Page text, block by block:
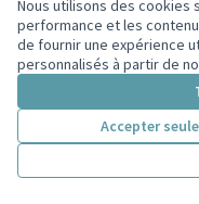
Nous utilisons des cookies
performance et les
de fournir une expérience
personnalisés à partir de
Accepter
Conditions d'utilisation
Paramètres des cookies
Participez Villeurbanne sur X
(Lien externe)
ParticipezParticipezParticipez
(Lien
Site réalisé grâce aulogiciel